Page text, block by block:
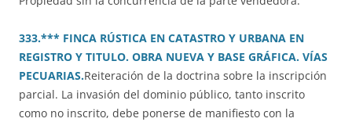
333.*** FINCA RÚSTICA EN CATASTRO Y URBANA EN
REGISTRO Y TITULO. OBRA NUEVA Y BASE GRÁFICA. VÍAS
PECUARIAS.Reiteración de la doctrina sobre la inscripción
parcial. La invasión del dominio público, tanto inscrito
como no inscrito, debe ponerse de manifiesto con la